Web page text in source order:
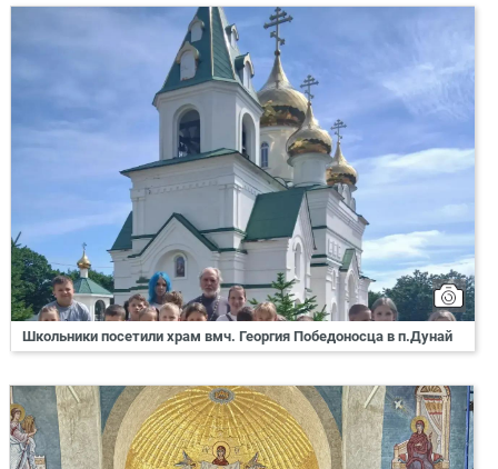
Школьники посетили храм вмч. Георгия Победоносца в п.Дунай